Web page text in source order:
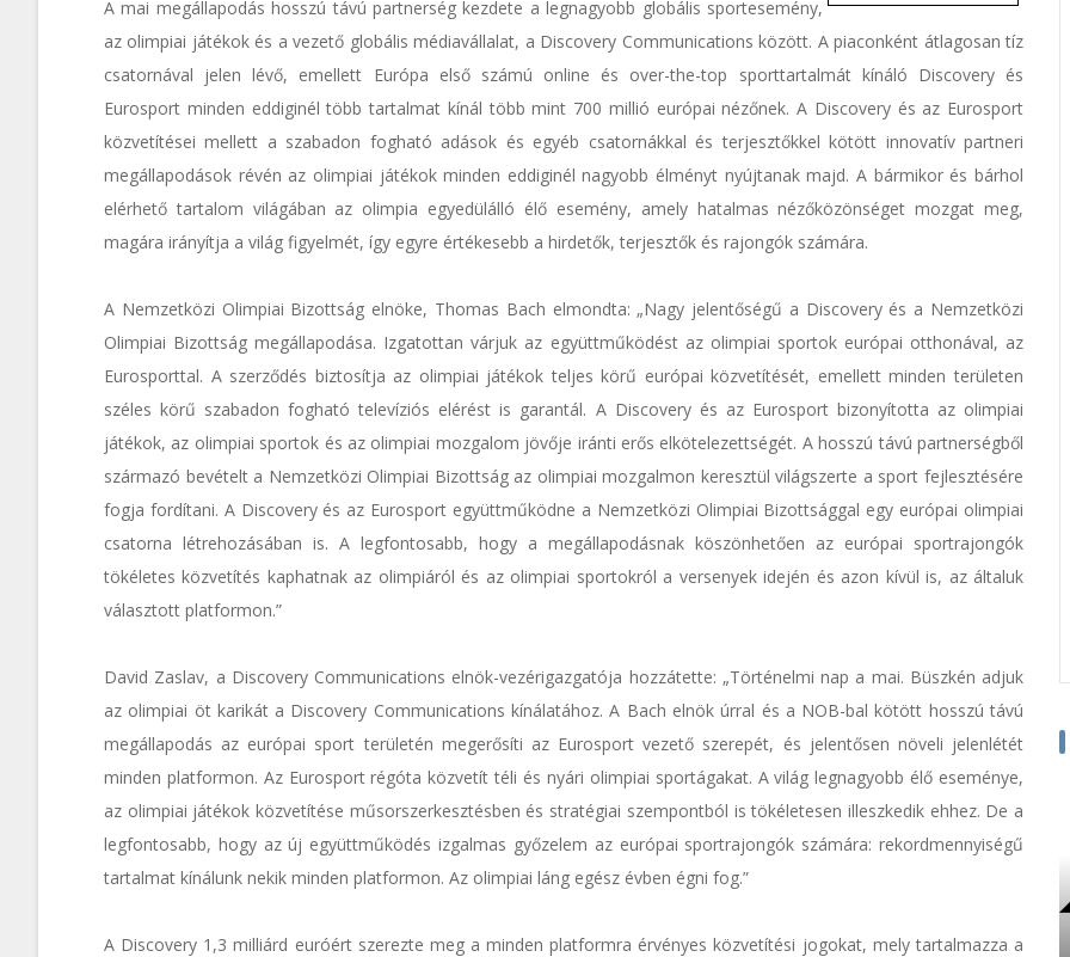
A mai megállapodás hosszú távú partnerség kezdete a legnagyobb globális sportesemény,
az olimpiai játékok és a vezető globális médiavállalat, a Discovery Communications között. A piaconként átlagosan tíz
csatornával jelen lévő, emellett Európa első számú online és over-the-top sporttartalmát kínáló Discovery és
Eurosport minden eddiginél több tartalmat kínál több mint 700 millió európai nézőnek. A Discovery és az Eurosport
közvetítései mellett a szabadon fogható adások és egyéb csatornákkal és terjesztőkkel kötött innovatív partneri
megállapodások révén az olimpiai játékok minden eddiginél nagyobb élményt nyújtanak majd. A bármikor és bárhol
elérhető tartalom világában az olimpia egyedülálló élő esemény, amely hatalmas nézőközönséget mozgat meg,
magára irányítja a világ figyelmét, így egyre értékesebb a hirdetők, terjesztők és rajongók számára.
A Nemzetközi Olimpiai Bizottság elnöke, Thomas Bach elmondta: „Nagy jelentőségű a Discovery és a Nemzetközi
Olimpiai Bizottság megállapodása. Izgatottan várjuk az együttműködést az olimpiai sportok európai otthonával, az
Eurosporttal. A szerződés biztosítja az olimpiai játékok teljes körű európai közvetítését, emellett minden területen
széles körű szabadon fogható televíziós elérést is garantál. A Discovery és az Eurosport bizonyította az olimpiai
játékok, az olimpiai sportok és az olimpiai mozgalom jövője iránti erős elkötelezettségét. A hosszú távú partnerségből
származó bevételt a Nemzetközi Olimpiai Bizottság az olimpiai mozgalmon keresztül világszerte a sport fejlesztésére
fogja fordítani. A Discovery és az Eurosport együttműködne a Nemzetközi Olimpiai Bizottsággal egy európai olimpiai
csatorna létrehozásában is. A legfontosabb, hogy a megállapodásnak köszönhetően az európai sportrajongók
tökéletes közvetítés kaphatnak az olimpiáról és az olimpiai sportokról a versenyek idején és azon kívül is, az általuk
választott platformon.”
David Zaslav, a Discovery Communications elnök-vezérigazgatója hozzátette: „Történelmi nap a mai. Büszkén adjuk
az olimpiai öt karikát a Discovery Communications kínálatához. A Bach elnök úrral és a NOB-bal kötött hosszú távú
megállapodás az európai sport területén megerősíti az Eurosport vezető szerepét, és jelentősen növeli jelenlétét
minden platformon. Az Eurosport régóta közvetít téli és nyári olimpiai sportágakat. A világ legnagyobb élő eseménye,
az olimpiai játékok közvetítése műsorszerkesztésben és stratégiai szempontból is tökéletesen illeszkedik ehhez. De a
legfontosabb, hogy az új együttműködés izgalmas győzelem az európai sportrajongók számára: rekordmennyiségű
tartalmat kínálunk nekik minden platformon. Az olimpiai láng egész évben égni fog.”
A Discovery 1,3 milliárd euróért szerezte meg a minden platformra érvényes közvetítési jogokat, mely tartalmazza a